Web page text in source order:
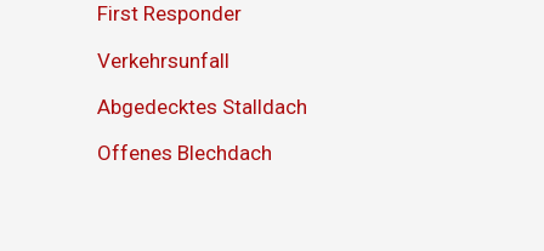
First Responder
Verkehrsunfall
Abgedecktes Stalldach
Offenes Blechdach